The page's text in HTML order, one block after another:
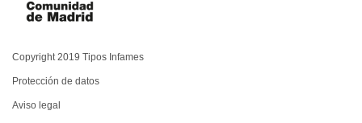
Copyright 2019 Tipos Infames
Protección de datos
Aviso legal